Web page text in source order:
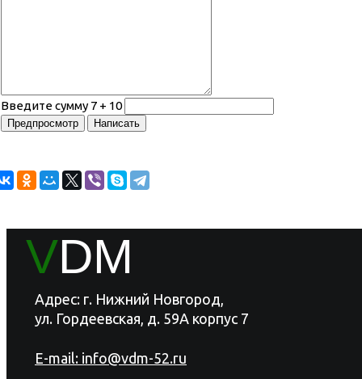
Введите сумму 7 + 10
VDM
Адрес: г. Нижний Новгород,
ул. Гордеевская, д. 59А корпус 7
E-mail: info@vdm-52.ru